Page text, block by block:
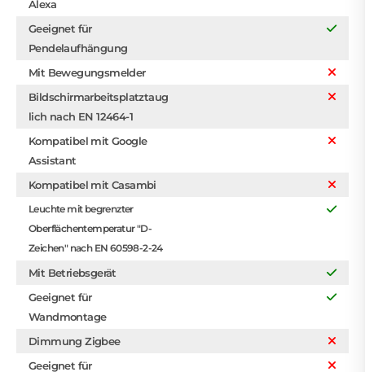
Alexa
Geeignet für
Pendelaufhängung
Mit Bewegungsmelder
Bildschirmarbeitsplatztaug
lich nach EN 12464-1
Kompatibel mit Google
Assistant
Kompatibel mit Casambi
Leuchte mit begrenzter
Oberflächentemperatur "D-
Zeichen" nach EN 60598-2-24
Mit Betriebsgerät
Geeignet für
Wandmontage
Dimmung Zigbee
Geeignet für